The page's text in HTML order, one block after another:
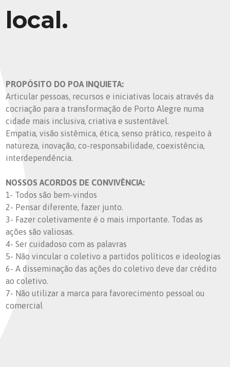
local.
PROPÓSITO DO POA INQUIETA:
Articular pessoas, recursos e iniciativas locais através da
cocriação para a transformação de Porto Alegre numa
cidade mais inclusiva, criativa e sustentável.
Empatia, visão sistêmica, ética, senso prático, respeito à
natureza, inovação, co-responsabilidade, coexistência,
interdependência.
NOSSOS ACORDOS DE CONVIVÊNCIA:
1- Todos são bem-vindos
2- Pensar diferente, fazer junto.
3- Fazer coletivamente é o mais importante. Todas as
ações são valiosas.
4- Ser cuidadoso com as palavras
5- Não vincular o coletivo a partidos políticos e ideologias
6- A disseminação das ações do coletivo deve dar crédito
ao coletivo.
7- Não utilizar a marca para favorecimento pessoal ou
comercial